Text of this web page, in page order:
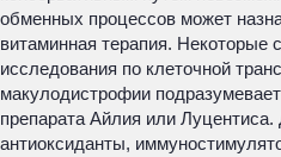
обменных процессов может
витаминная терапия. Некоторые
исследования по клеточной
макулодистрофии
препарата Айлия или
антиоксиданты,